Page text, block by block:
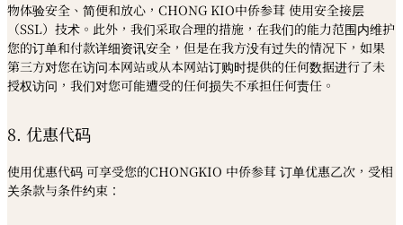
物体验安全、简便和放心，CHONG KIO中侨参茸 使用安全接层
（SSL）技术。此外，我们采取合理的措施，在我们的能力范围内维护
您的订单和付款详细资讯安全，但是在我方没有过失的情况下，如果
第三方对您在访问本网站或从本网站订购时提供的任何数据进行了未
授权访问，我们对您可能遭受的任何损失不承担任何责任。
8. 优惠代码
使用优惠代码 可享受您的CHONGKIO 中侨参茸 订单优惠乙次，受相
关条款与条件约束：